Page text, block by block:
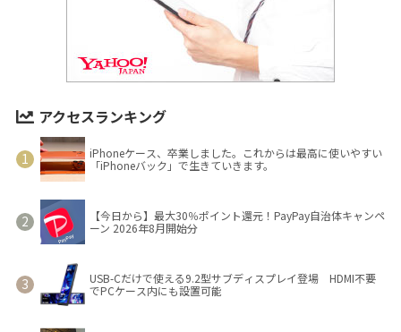
アクセスランキング
iPhoneケース、卒業しました。これからは最高に使いやすい
「iPhoneバック」で生きていきます。
【今日から】最大30％ポイント還元！PayPay自治体キャンペ
ーン 2026年8月開始分
USB-Cだけで使える9.2型サブディスプレイ登場 HDMI不要
でPCケース内にも設置可能